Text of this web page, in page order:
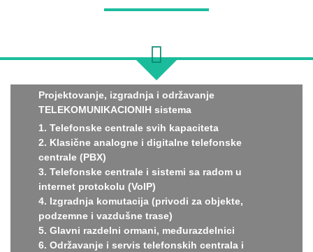
Projektovanje, izgradnja i održavanje
TELEKOMUNIKACIONIH sistema
1. Telefonske centrale svih kapaciteta
2. Klasične analogne i digitalne telefonske
centrale (PBX)
3. Telefonske centrale i sistemi sa radom u
internet protokolu (VoIP)
4. Izgradnja komutacija (privodi za objekte,
podzemne i vazdušne trase)
5. Glavni razdelni ormani, međurazdelnici
6. Održavanje i servis telefonskih centrala i